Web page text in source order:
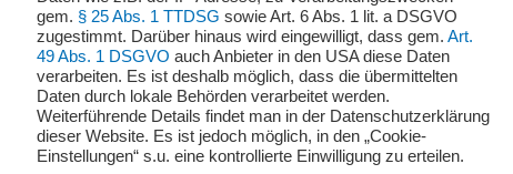
KATEGORIEN
Abrollcontainer Absetzcontainer Allgemein
gem. § 25 Abs. 1 TTDSG sowie Art. 6 Abs. 1 lit. a DSGVO
zugestimmt. Darüber hinaus wird eingewilligt, dass gem. Art.
49 Abs. 1 DSGVO auch Anbieter in den USA diese Daten
verarbeiten. Es ist deshalb möglich, dass die übermittelten
Daten durch lokale Behörden verarbeitet werden.
Weiterführende Details findet man in der Datenschutzerklärung
dieser Website. Es ist jedoch möglich, in den „Cookie-
Einstellungen“ s.u. eine kontrollierte Einwilligung zu erteilen.